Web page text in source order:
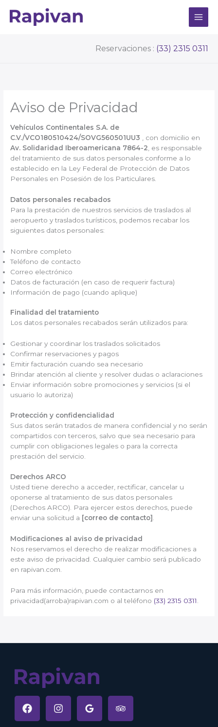
contenido
Reservaciones : (33) 2315 0311
Aviso de Privacidad
Vehículos Continentales S.A. de
C.V./VCO180510424/SOVG560501UU3 , con domicilio en
Av. Solidaridad Iberoamericana 7864-2 , es responsable
del tratamiento de sus datos personales conforme a lo
establecido en la Ley Federal de Protección de Datos
Personales en Posesión de los Particulares.
Datos personales recabados
Para la prestación de nuestros servicios de traslados al
aeropuerto y traslados turísticos, podemos recabar los
siguientes datos personales:
Nombre completo
Teléfono de contacto
Correo electrónico
Datos de facturación (en caso de requerir factura)
Información de pago (cuando aplique)
Finalidad del tratamiento
Los datos personales recabados serán utilizados para:
Gestionar y coordinar los traslados solicitados
Confirmar reservaciones y pagos
Emitir facturación cuando sea necesario
Brindar atención al cliente y resolver dudas o aclaraciones
Enviar información sobre promociones y servicios (si el
usuario lo autoriza)
Protección y confidencialidad
Sus datos serán tratados de manera confidencial y no serán
compartidos con terceros, salvo que sea necesario para
cumplir con obligaciones legales o para la correcta
prestación del servicio.
Derechos ARCO
Usted tiene derecho a acceder, rectificar, cancelar u
oponerse al tratamiento de sus datos personales
(Derechos ARCO). Para ejercer estos derechos, puede
enviar una solicitud a [correo de contacto] .
Modificaciones al aviso de privacidad
Nos reservamos el derecho de realizar modificaciones a
este aviso de privacidad. Cualquier cambio será publicado
en rapivan.com.
Para más información, puede contactarnos en
privacidad(arroba)rapivan.com o al teléfono (33) 2315 0311